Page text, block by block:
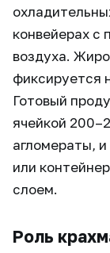
конвейерах с
воздуха.
фиксируется
Готовый
ячейкой
агломераты,
или
слоем.
Роль